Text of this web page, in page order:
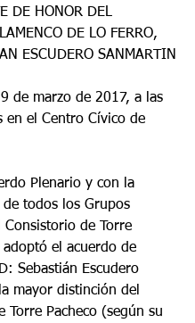
DE HONOR DEL
DE LO FERRO,
ESCUDERO SANMARTIN
de marzo de 2017, a las
en el Centro Cívico de
todos los Grupos
Consistorio de Torre
adoptó el acuerdo de
Sebastián Escudero
mayor distinción del
Torre Pacheco (según su